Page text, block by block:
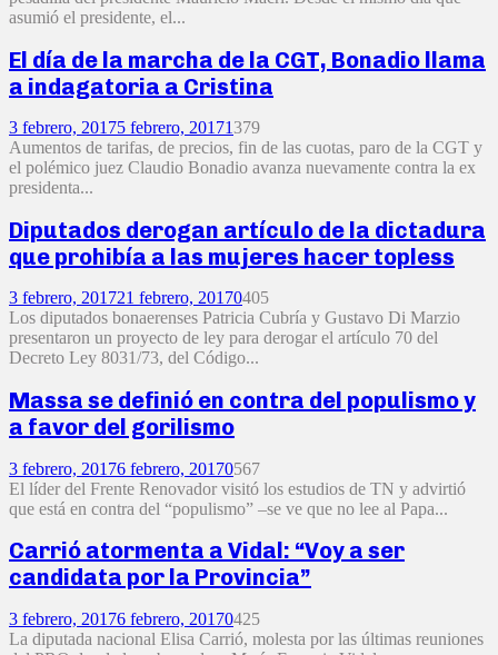
asumió el presidente, el...
El día de la marcha de la CGT, Bonadio llama
a indagatoria a Cristina
3 febrero, 20175 febrero, 20171379
Aumentos de tarifas, de precios, fin de las cuotas, paro de la CGT y
el polémico juez Claudio Bonadio avanza nuevamente contra la ex
presidenta...
Diputados derogan artículo de la dictadura
que prohibía a las mujeres hacer topless
3 febrero, 201721 febrero, 20170405
Los diputados bonaerenses Patricia Cubría y Gustavo Di Marzio
presentaron un proyecto de ley para derogar el artículo 70 del
Decreto Ley 8031/73, del Código...
Massa se definió en contra del populismo y
a favor del gorilismo
3 febrero, 20176 febrero, 20170567
El líder del Frente Renovador visitó los estudios de TN y advirtió
que está en contra del “populismo” –se ve que no lee al Papa...
Carrió atormenta a Vidal: “Voy a ser
candidata por la Provincia”
3 febrero, 20176 febrero, 20170425
La diputada nacional Elisa Carrió, molesta por las últimas reuniones